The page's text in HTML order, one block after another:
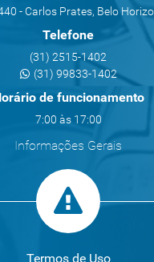
- Carlos Prates, Belo
Telefone
(31) 2515-1402
(31) 99833-1402
de funcionamento
7:00 às 17:00
Informações Gerais
Termos de Uso